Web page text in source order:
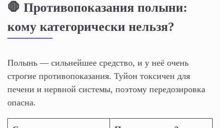
🛑 Противопоказания полыни:
кому категорически нельзя?
Полынь — сильнейшее средство, и у неё очень
строгие противопоказания. Туйон токсичен для
печени и нервной системы, поэтому передозировка
опасна.